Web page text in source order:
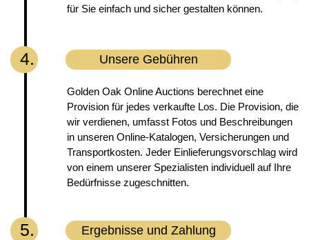
für Sie einfach und sicher gestalten können.
4. Unsere Gebühren
Golden Oak Online Auctions berechnet eine
Provision für jedes verkaufte Los. Die Provision, die
wir verdienen, umfasst Fotos und Beschreibungen
in unseren Online-Katalogen, Versicherungen und
Transportkosten. Jeder Einlieferungsvorschlag wird
von einem unserer Spezialisten individuell auf Ihre
Bedürfnisse zugeschnitten.
5. Ergebnisse und Zahlung